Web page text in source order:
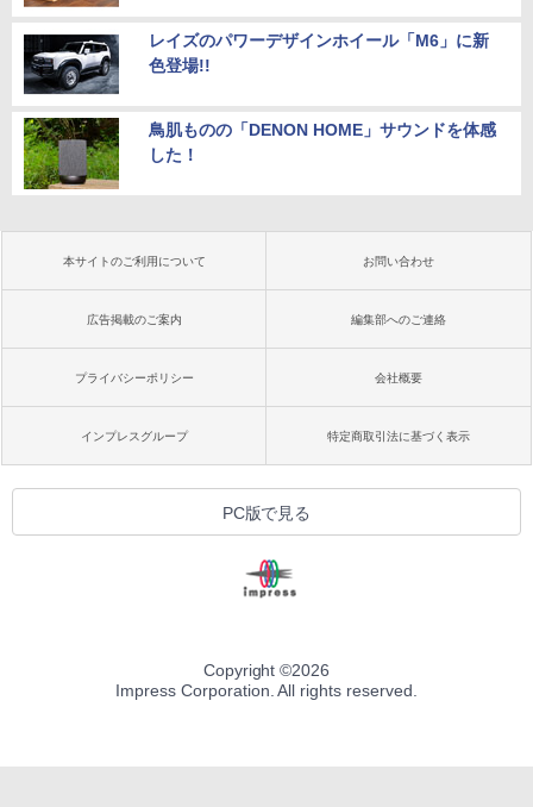
レイズのパワーデザインホイール「M6」に新
色登場!!
鳥肌ものの「DENON HOME」サウンドを体感
した！
本サイトのご利用について お問い合わせ
広告掲載のご案内 編集部へのご連絡
プライバシーポリシー 会社概要
インプレスグループ 特定商取引法に基づく表示
PC版で見る
Copyright ©2026
Impress Corporation. All rights reserved.